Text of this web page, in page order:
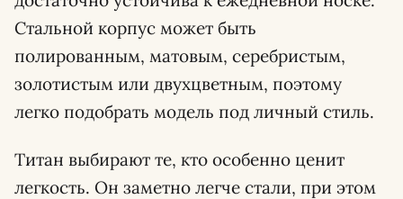
Стальной корпус может быть
полированным, матовым, серебристым,
золотистым или двухцветным, поэтому
легко подобрать модель под личный стиль.
Титан выбирают те, кто особенно ценит
легкость. Он заметно легче стали, при этом